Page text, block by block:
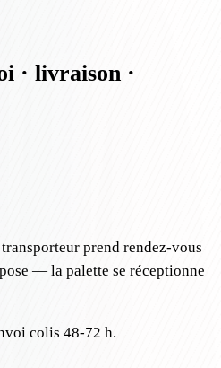
· livraison ·
prend rendez-vous
— la palette se réceptionne
colis 48-72 h.